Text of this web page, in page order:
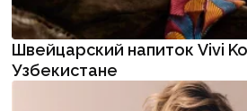
Швейцарский напиток Vivi
Узбекистане